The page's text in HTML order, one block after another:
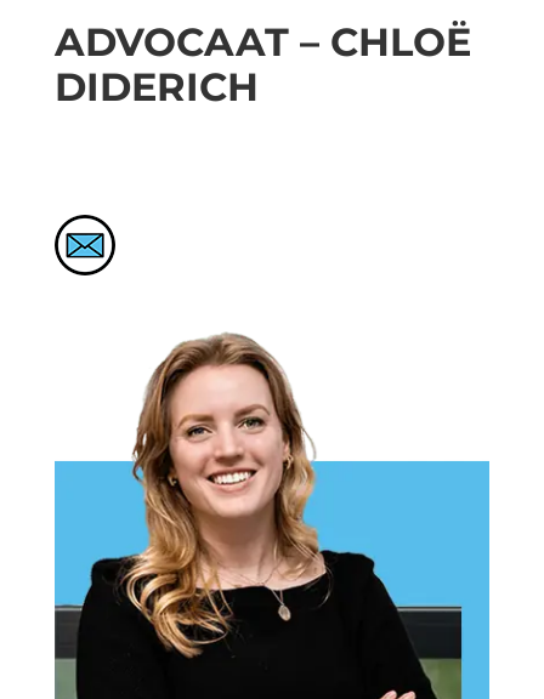
ADVOCAAT – CHLOË
DIDERICH